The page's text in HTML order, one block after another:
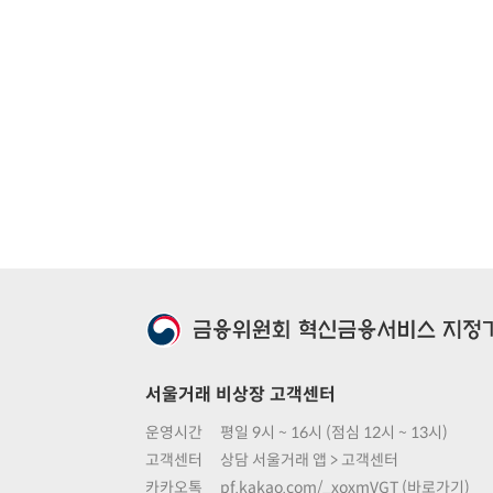
서울거래 비상장 고객센터
운영시간
평일 9시 ~ 16시 (점심 12시 ~ 13시)
고객센터
상담 서울거래 앱 > 고객센터
카카오톡
pf.kakao.com/_xoxmVGT (바로가기)